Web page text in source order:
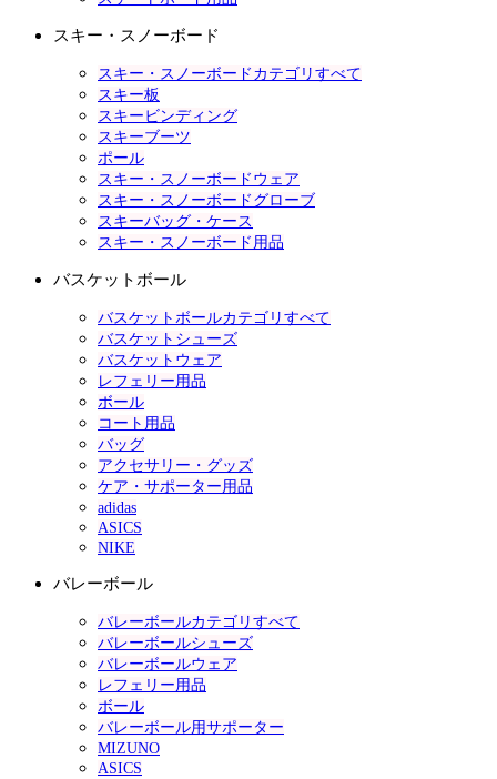
スキー・スノーボード
スキー・スノーボードカテゴリすべて
スキー板
スキービンディング
スキーブーツ
ポール
スキー・スノーボードウェア
スキー・スノーボードグローブ
スキーバッグ・ケース
スキー・スノーボード用品
バスケットボール
バスケットボールカテゴリすべて
バスケットシューズ
バスケットウェア
レフェリー用品
ボール
コート用品
バッグ
アクセサリー・グッズ
ケア・サポーター用品
adidas
ASICS
NIKE
バレーボール
バレーボールカテゴリすべて
バレーボールシューズ
バレーボールウェア
レフェリー用品
ボール
バレーボール用サポーター
MIZUNO
ASICS